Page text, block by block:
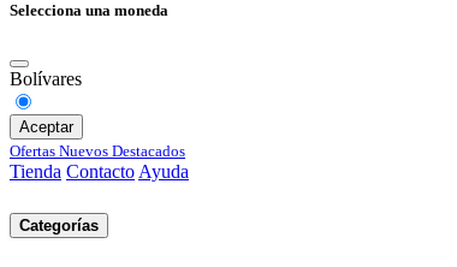
Selecciona una moneda
Bolívares
Aceptar
Ofertas Nuevos Destacados
Tienda Contacto Ayuda
Categorías